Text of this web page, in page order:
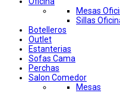
Mesas
Sillas
Botelleros
Outlet
Estanterias
Sofas Cama
Perchas
Salon Comedor
Mesas